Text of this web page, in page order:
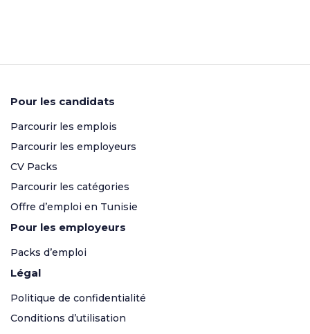
Pour les candidats
Parcourir les emplois
Parcourir les employeurs
CV Packs
Parcourir les catégories
Offre d’emploi en Tunisie
Pour les employeurs
Packs d’emploi
Légal
Politique de confidentialité
Conditions d’utilisation